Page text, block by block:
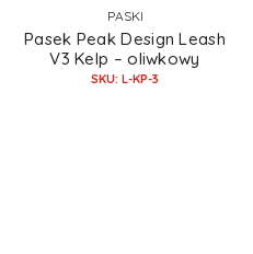
PASKI
Pasek Peak Design Leash
V3 Kelp – oliwkowy
SKU: L-KP-3